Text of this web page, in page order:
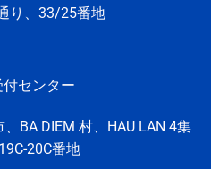
り、33/25番地
センター
BA DIEM 村、 HAU LAN 4集
20C番地